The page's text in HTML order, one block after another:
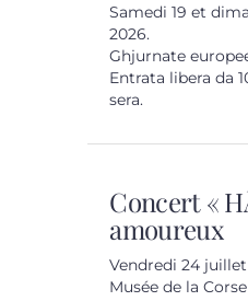
Samedi 19 et
2026.
Ghjurnate
Entrata libera da
sera.
Concert «
amoureux
Vendredi 24
Musée de la